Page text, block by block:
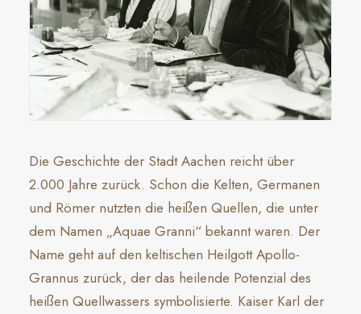
Die Geschichte der Stadt Aachen reicht über
2.000 Jahre zurück. Schon die Kelten, Germanen
und Römer nutzten die heißen Quellen, die unter
dem Namen „Aquae Granni“ bekannt waren. Der
Name geht auf den keltischen Heilgott Apollo-
Grannus zurück, der das heilende Potenzial des
heißen Quellwassers symbolisierte. Kaiser Karl der